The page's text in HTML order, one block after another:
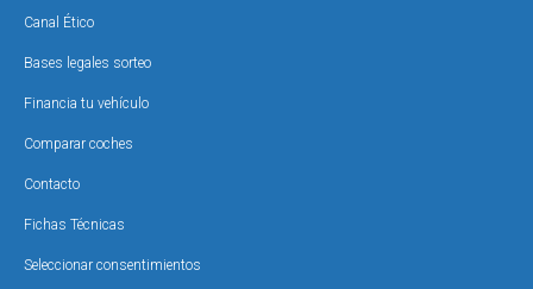
Canal Ético
Bases legales sorteo
Financia tu vehículo
Comparar coches
Contacto
Fichas Técnicas
Seleccionar consentimientos